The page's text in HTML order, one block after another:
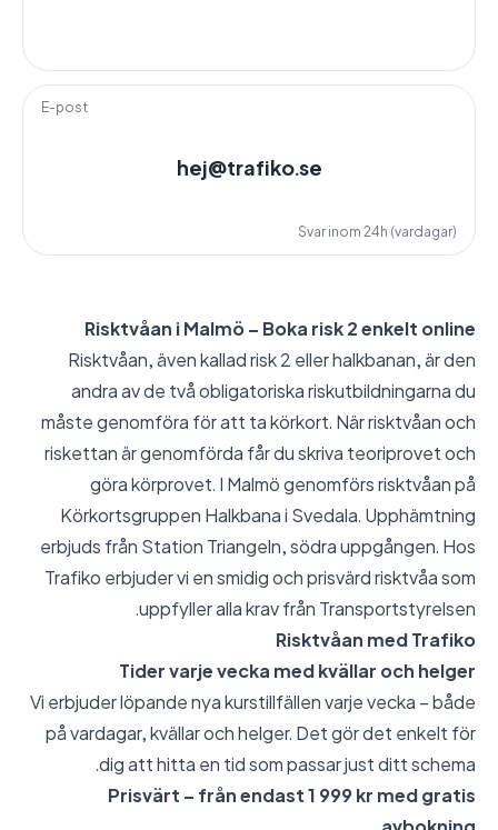
E-post
hej@trafiko.se
Svar inom 24h (vardagar)
Risktvåan i Malmö – Boka risk 2 enkelt online
Risktvåan, även kallad risk 2 eller halkbanan, är den
andra av de två obligatoriska riskutbildningarna du
måste genomföra för att ta körkort. När risktvåan och
riskettan är genomförda får du skriva teoriprovet och
göra körprovet. I Malmö genomförs risktvåan på
Körkortsgruppen Halkbana i Svedala. Upphämtning
erbjuds från Station Triangeln, södra uppgången. Hos
Trafiko erbjuder vi en smidig och prisvärd risktvåa som
uppfyller alla krav från Transportstyrelsen.
Risktvåan med Trafiko
Tider varje vecka med kvällar och helger
Vi erbjuder löpande nya kurstillfällen varje vecka – både
på vardagar, kvällar och helger. Det gör det enkelt för
dig att hitta en tid som passar just ditt schema.
Prisvärt – från endast 1 999 kr med gratis